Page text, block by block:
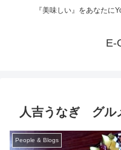
『美味しい』をあなたに
E-
人吉うなぎ グル
People & Blogs